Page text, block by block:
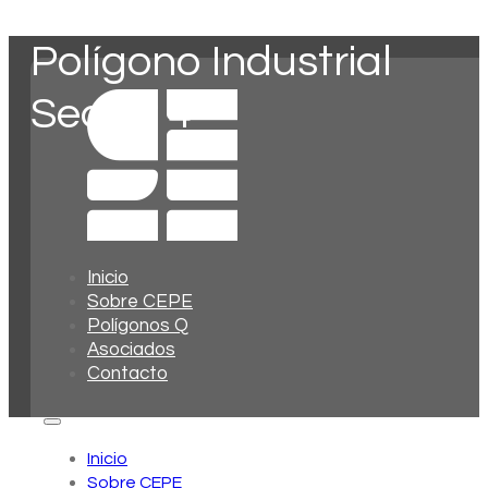
Inicio
Sobre CEPE
Polígonos Q
Asociados
Contacto
Inicio
Sobre CEPE
Polígono Industrial
Sector 4